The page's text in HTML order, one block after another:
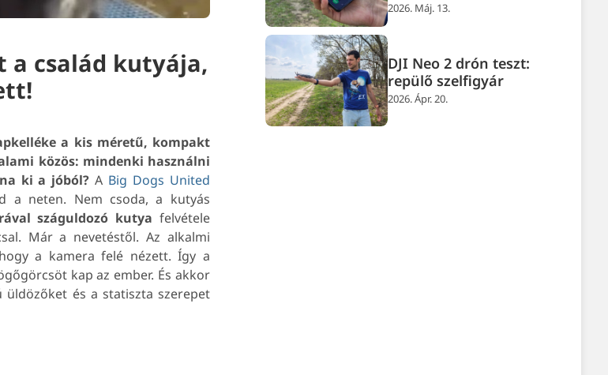
a család kutyája,
a kis méretű, kompakt
közös: mindenki használni
ki a jóból? A Big Dogs United
a neten. Nem csoda, a kutyás
száguldozó kutya felvétele
Már a nevetéstől. Az alkalmi
a kamera felé nézett. Így a
kap az ember. És akkor
és a statiszta szerepet
2026. Máj. 13.
DJI Neo 2 drón teszt:
repülő szelfigyár
2026. Ápr. 20.